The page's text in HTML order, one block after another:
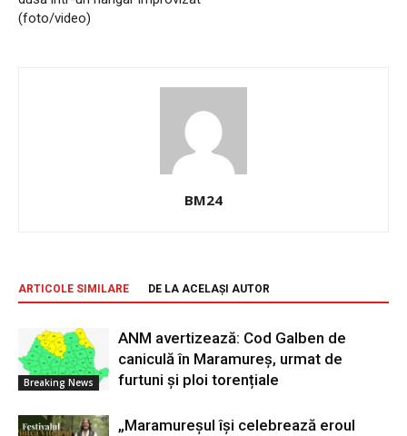
(foto/video)
BM24
ARTICOLE SIMILARE DE LA ACELAȘI AUTOR
Breaking News
ANM avertizează: Cod Galben de
caniculă în Maramureș, urmat de
furtuni și ploi torențiale
„Maramureșul își celebrează eroul